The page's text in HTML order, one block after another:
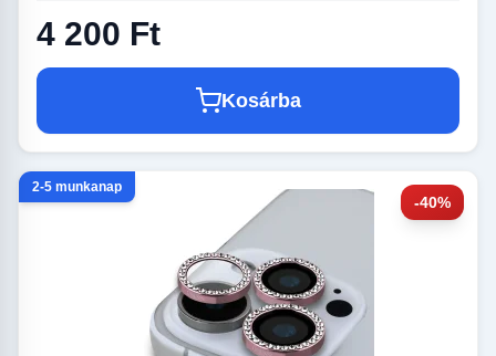
4 200 Ft
Kosárba
-40%
2-5 munkanap